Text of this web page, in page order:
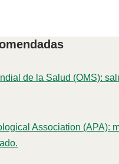
de la Salud (OMS):
Association (APA):